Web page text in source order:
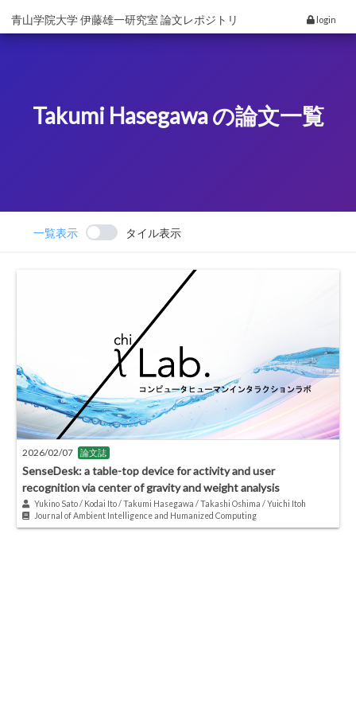
青山学院大学 伊藤雄一研究室 論文レポジトリ login
Takumi Hasegawa の論文一覧
一覧表示 タイル表示
2026/02/07 論文誌
SenseDesk: a table-top device for activity and user
recognition via center of gravity and weight analysis
Yukino Sato / Kodai Ito / Takumi Hasegawa / Takashi Oshima / Yuichi Itoh
Journal of Ambient Intelligence and Humanized Computing